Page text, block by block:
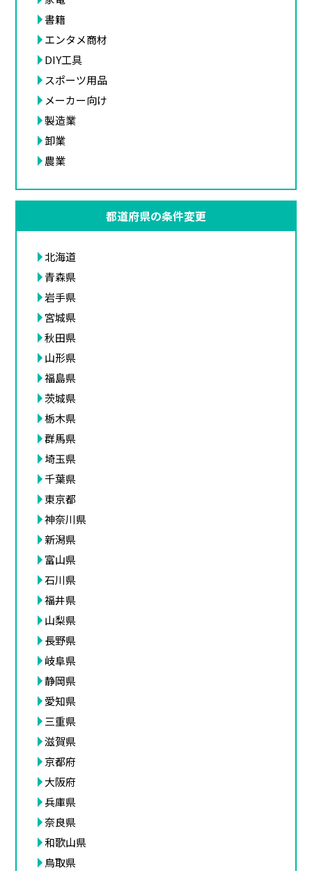
書籍
エンタメ商材
DIY工具
スポーツ用品
メーカー向け
製造業
卸業
農業
都道府県の条件変更
北海道
青森県
岩手県
宮城県
秋田県
山形県
福島県
茨城県
栃木県
群馬県
埼玉県
千葉県
東京都
神奈川県
新潟県
富山県
石川県
福井県
山梨県
長野県
岐阜県
静岡県
愛知県
三重県
滋賀県
京都府
大阪府
兵庫県
奈良県
和歌山県
鳥取県